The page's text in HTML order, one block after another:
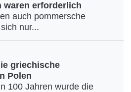
waren erforderlich
auch pommersche
nur...
griechische
Polen
100 Jahren wurde die